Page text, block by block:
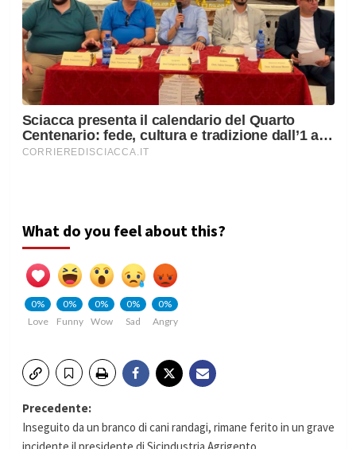
What do you feel about this?
0%
Love
0%
Funny
0%
Wow
0%
Sad
0%
Angry
Navigazione
Precedente:
Inseguito da un branco di cani randagi, rimane ferito in un grave